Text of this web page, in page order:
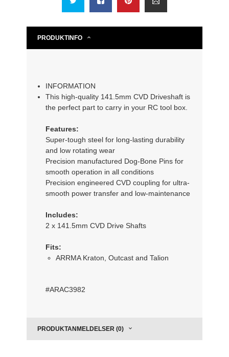
PRODUKTINFO
INFORMATION
This high-quality 141.5mm CVD Driveshaft is
the perfect part to carry in your RC tool box.
Features:
Super-tough steel for long-lasting durability
and low rotating wear
Precision manufactured Dog-Bone Pins for
smooth operation in all conditions
Precision engineered CVD coupling for ultra-
smooth power transfer and low-maintenance
Includes:
2 x 141.5mm CVD Drive Shafts
Fits:
ARRMA Kraton, Outcast and Talion
#ARAC3982
PRODUKTANMELDELSER (0)